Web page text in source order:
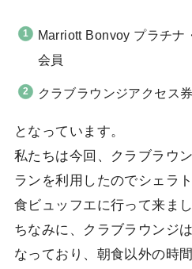
Marriott Bonvoy プラチナ
会員
クラブラウンジアクセス
となっています。
私たちは今回、クラブラウ
ランを利用したのでシェラ
食ビュッフエに行って来まし
ちなみに、クラブラウンジ
なっており、朝食以外の時